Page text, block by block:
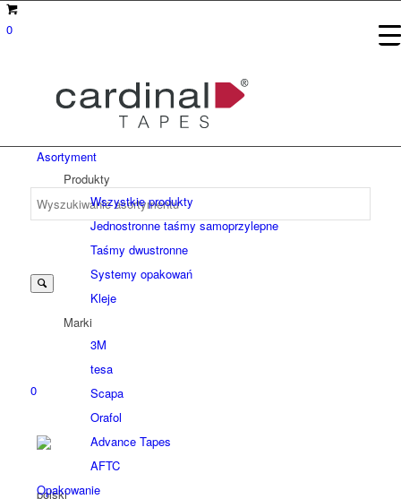
0
0
Asortyment
Produkty
Wszystkie produkty
Jednostronne taśmy samoprzylepne
Taśmy dwustronne
Systemy opakowań
Kleje
Marki
3M
tesa
Scapa
Orafol
Advance Tapes
AFTC
Opakowanie